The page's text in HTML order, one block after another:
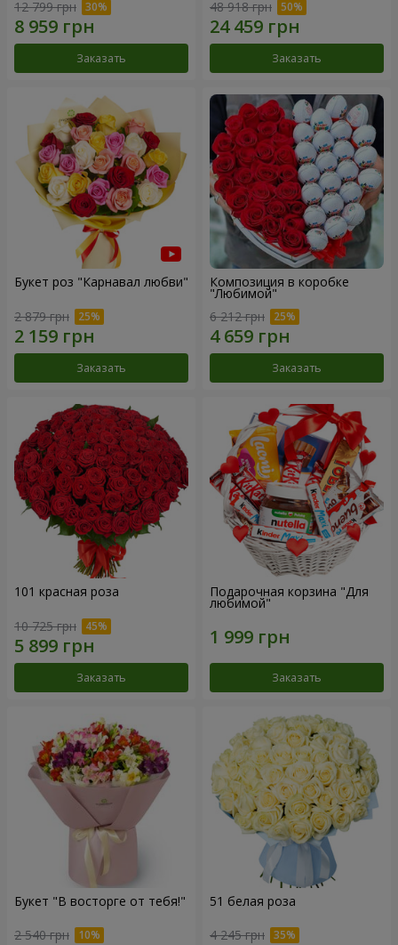
12 799 грн
Заказать
48 918 грн
Заказать
Букет роз "Карнавал любви"
2 879 грн
Заказать
Композиция в коробке
"Любимой"
6 212 грн
Заказать
101 красная роза
10 725 грн
Заказать
Подарочная корзина "Для
любимой"
Заказать
Букет "В восторге от тебя!"
2 540 грн
51 белая роза
4 245 грн